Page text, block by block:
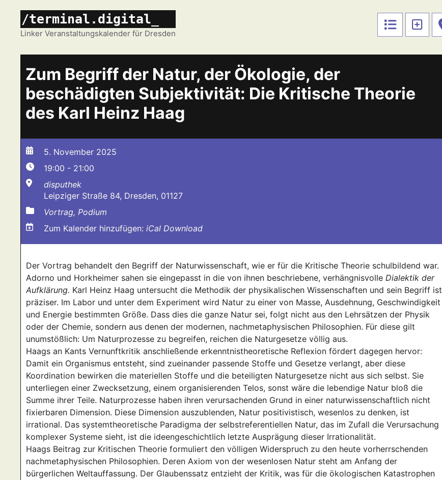
springen
/terminal.digital_
Linker Veranstaltungskalender für Dresden
Zum Begriff der Natur, der Ökologie, der
beschädigten Subjektivität: Die Kritische Theorie
des Karl Heinz Haag
5. November 2025
19:00 - 21:00
disputhek
Leipziger Straße 84, Dresden, 01127
Vortrag, Podium
Zum Kalender hinzufügen: iCal Download
Der Vortrag behandelt den Begriff der Naturwissenschaft, wie er für die Kritische Theorie schulbildend war.
Adorno und Horkheimer sahen sie eingepasst in die von ihnen beschriebene, verhängnisvolle Dialektik der
Aufklärung. Karl Heinz Haag untersucht die Methodik der physikalischen Wissenschaften und sein Begriff ist
präziser. Im Labor und unter dem Experiment wird Natur zu einer von Masse, Ausdehnung, Geschwindigkeit
und Energie bestimmten Größe. Dass dies die ganze Natur sei, folgt nicht aus den Lehrsätzen der Physik
oder der Chemie, sondern aus denen der modernen, nachmetaphysischen Philosophien. Für diese gilt
unumstößlich: Um Naturprozesse zu begreifen, reichen die Naturgesetze völlig aus.
Haags an Kants Vernunftkritik anschließende erkenntnistheoretische Reflexion fördert dagegen hervor:
Damit ein Organismus entsteht, sind zueinander passende Stoffe und Gesetze verlangt, aber diese
Koordination bewirken die materiellen Stoffe und die beteiligten Naturgesetze nicht aus sich selbst. Sie
unterliegen einer Zwecksetzung, einem organisierenden Telos, sonst wäre die lebendige Natur bloß die
Summe ihrer Teile. Naturprozesse haben ihren verursachenden Grund in einer naturwissenschaftlich nicht
fixierbaren Dimension. Diese Dimension auszublenden, Natur positivistisch, wesenlos zu denken, ist
irrational. Das systemtheoretische Paradigma der selbstreferentiellen Natur, das im Zufall die Verursachung
komplexer Systeme sieht, ist die ideengeschichtlich letzte Ausprägung dieser Irrationalität.
Haags Beitrag zur Kritischen Theorie formuliert den völligen Widerspruch zu den heute vorherrschenden
nachmetaphysischen Philosophien. Deren Axiom von der wesenlosen Natur steht am Anfang der
bürgerlichen Weltauffassung. Der Glaubenssatz entzieht der Kritik, was für die ökologischen Katastrophen